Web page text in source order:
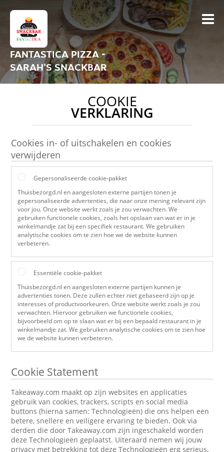
FANTASTICA PIZZA -
SARAH'S SNACKBAR
COOKIE
VERKLARING
Cookies in- of uitschakelen en cookies
verwijderen
Gepersonaliseerde cookie-pakket
Thuisbezorgd.nl en aangesloten externe partijen tonen je
gepersonaliseerde advertenties, die naar onze mening relevant zijn
voor jou. Onze website werkt zoals je zou verwachten. We
gebruiken functionele cookies, zoals het opslaan van wat er in je
winkelmandje zat bij een specifiek restaurant. We gebruiken
analytische cookies om te zien hoe we de website kunnen
verbeteren.
Essentiële cookie-pakket
Thuisbezorgd.nl en aangesloten externe partijen kunnen je
advertenties tonen. Deze zullen echter niet gebaseerd zijn op je
interesses of productvoorkeuren. Onze website werkt zoals je zou
verwachten. Hiervoor gebruiken we functionele cookies,
bijvoorbeeld om op te slaan wat er bij een bepaald restaurant in je
winkelmandje zat. We gebruiken analytische cookies om te zien hoe
we de website kunnen verbeteren.
Cookie Statement
Takeaway.com maakt op zijn websites en applicaties
gebruik van cookies, trackers, scripts en social media
buttons (hierna samen: Technologieën) die ons helpen een
betere, snellere en veiligere ervaring te bieden. Ook via
derden die door Takeaway.com zijn ingeschakeld worden
deze Technologieën geplaatst. Uiteraard nemen wij jouw
privacy met betrekking tot deze Technologieën erg serieus.